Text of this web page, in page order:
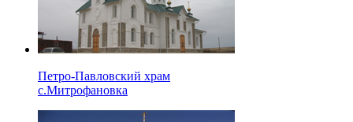
Петро-Павловский храм
с.Митрофановка